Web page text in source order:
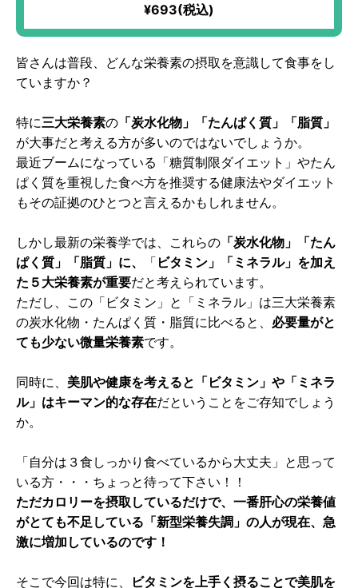
¥693(税込)
皆さんは普段、どんな栄養素の摂取を意識して食事をし
ていますか？
特に三大栄養素の 「炭水化物」「たんぱく質」「脂質」
が大事だと考える方が多いのではないでしょうか。
最近ブームになっている「糖質制限ダイエット」やたん
ぱく質を重視した食べ方を推奨する健康法やダイエット
もその証拠のひとつと言えるかもしれません。
しかし最新の栄養学では、これらの 「炭水化物」「たん
ぱく質」「脂質」に、
「 ビタミン」「ミネラル」を加え
た５大栄養素が重要だと考えられています。
ただし、この「ビタミン」と「ミネラル」は三大栄養素
の炭水化物・たんぱく質・脂質に比べると、 必要量がと
ても少ない微量栄養素です。
同時に、 美肌や健康を考えると「ビタミン」や「ミネラ
ル」はキーマン的な存在だということをご存知でしょう
か。
「自分は３食しっかり食べているから大丈夫」と思って
いる方・・・ちょっと待って下さい！！
ただカロリーを摂取しているだけで、一番肝心の栄養値
がとても不足している「新型栄養失調」の人が現在、急
激に増加しているのです！
そこで今回は特に、 ビタミンを上手く摂ることで美肌を